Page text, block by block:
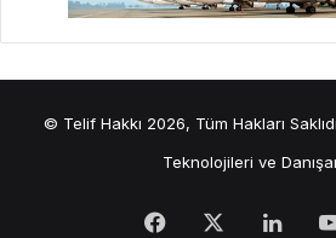
© Telif Hakkı 2026, Tüm Hakları
Teknolojileri ve
Facebook